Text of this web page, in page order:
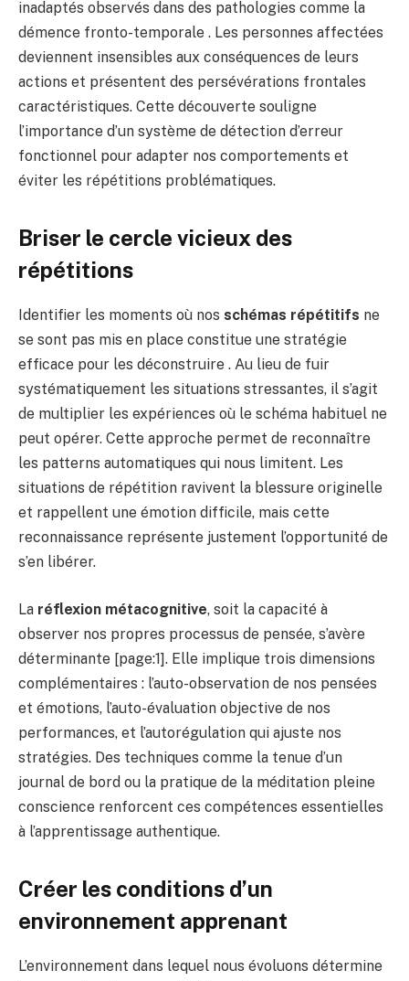
inadaptés observés dans des pathologies comme la
démence fronto-temporale . Les personnes affectées
deviennent insensibles aux conséquences de leurs
actions et présentent des persévérations frontales
caractéristiques. Cette découverte souligne
l’importance d’un système de détection d’erreur
fonctionnel pour adapter nos comportements et
éviter les répétitions problématiques.
Briser le cercle vicieux des
répétitions
Identifier les moments où nos schémas répétitifs ne
se sont pas mis en place constitue une stratégie
efficace pour les déconstruire . Au lieu de fuir
systématiquement les situations stressantes, il s’agit
de multiplier les expériences où le schéma habituel ne
peut opérer. Cette approche permet de reconnaître
les patterns automatiques qui nous limitent. Les
situations de répétition ravivent la blessure originelle
et rappellent une émotion difficile, mais cette
reconnaissance représente justement l’opportunité de
s’en libérer.
La réflexion métacognitive, soit la capacité à
observer nos propres processus de pensée, s’avère
déterminante [page:1]. Elle implique trois dimensions
complémentaires : l’auto-observation de nos pensées
et émotions, l’auto-évaluation objective de nos
performances, et l’autorégulation qui ajuste nos
stratégies. Des techniques comme la tenue d’un
journal de bord ou la pratique de la méditation pleine
conscience renforcent ces compétences essentielles
à l’apprentissage authentique.
Créer les conditions d’un
environnement apprenant
L’environnement dans lequel nous évoluons détermine